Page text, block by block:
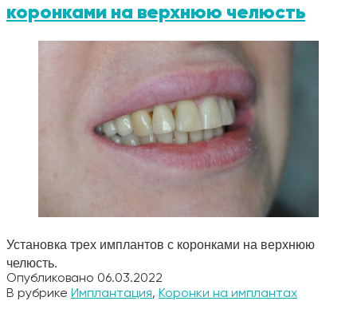
коронками на верхнюю челюсть
Установка трех имплантов с коронками на верхнюю
челюсть.
Опубликовано 06.03.2022
В рубрике Имплантация, Коронки на имплантах